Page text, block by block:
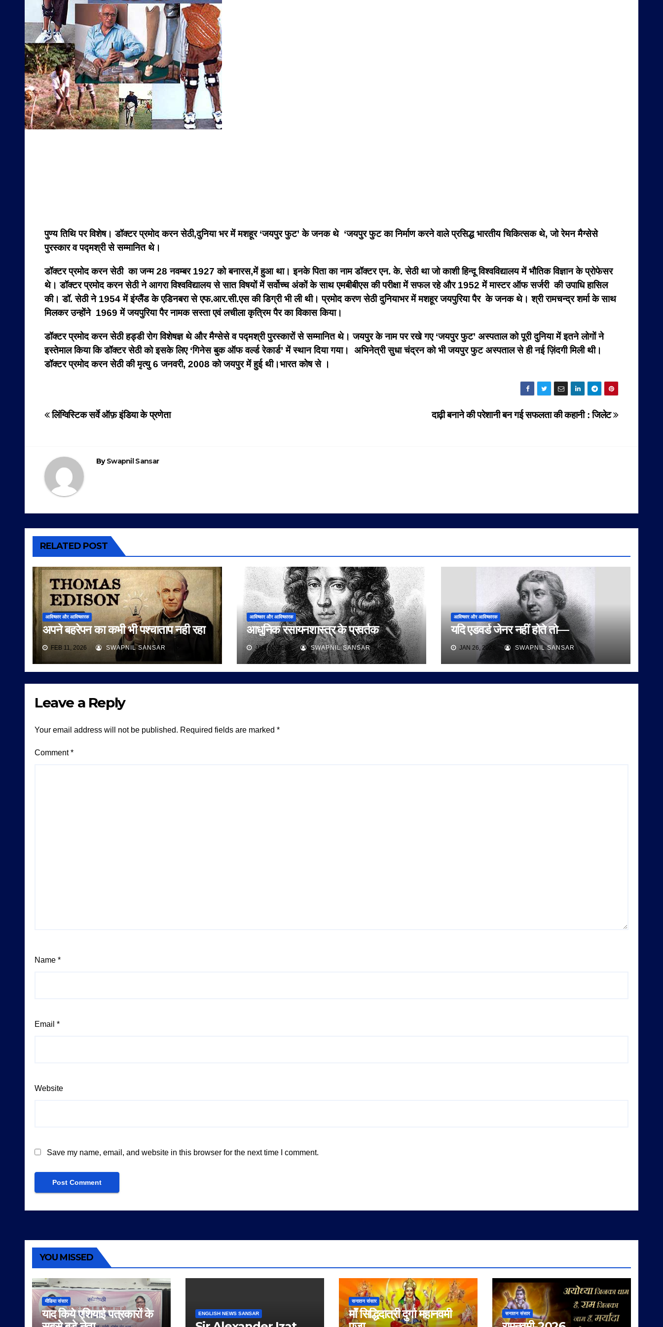
पुण्य तिथि पर विशेष। डॉक्टर प्रमोद करन सेठी,दुनिया भर में मशहूर ‘जयपुर फुट’ के जनक थे ‘जयपुर फुट का निर्माण करने वाले प्रसिद्ध भारतीय चिकित्सक थे, जो रेमन मैग्सेसे
पुरस्कार व पद्मश्री से सम्मानित थे।
डॉक्टर प्रमोद करन सेठी का जन्म 28 नवम्बर 1927 को बनारस,में हुआ था। इनके पिता का नाम डॉक्टर एन. के. सेठी था जो काशी हिन्दू विश्वविद्यालय में भौतिक विज्ञान के प्रोफेसर
थे। डॉक्टर प्रमोद करन सेठी ने आगरा विश्वविद्यालय से सात विषयों में सर्वोच्च अंकों के साथ एमबीबीएस की परीक्षा में सफल रहे और 1952 में मास्टर ऑफ सर्जरी की उपाधि हासिल
की। डॉ. सेठी ने 1954 में इंग्लैंड के एडिनबरा से एफ.आर.सी.एस की डिग्री भी ली थी। प्रमोद करण सेठी दुनियाभर में मशहूर जयपुरिया पैर के जनक थे। श्री रामचन्द्र शर्मा के साथ
मिलकर उन्होंने 1969 में जयपुरिया पैर नामक सस्ता एवं लचीला कृत्रिम पैर का विकास किया।
डॉक्टर प्रमोद करन सेठी हड्डी रोग विशेषज्ञ थे और मैग्सेसे व पद्मश्री पुरस्कारों से सम्मानित थे। जयपुर के नाम पर रखे गए ‘जयपुर फुट’ अस्पताल को पूरी दुनिया में इतने लोगों ने
इस्तेमाल किया कि डॉक्टर सेठी को इसके लिए ‘गिनेस बुक ऑफ वर्ल्ड रेकार्ड’ में स्थान दिया गया। अभिनेत्री सुधा चंद्रन को भी जयपुर फुट अस्पताल से ही नई ज़िंदगी मिली थी।
डॉक्टर प्रमोद करन सेठीकी मृत्यु 6 जनवरी, 2008 को जयपुर में हुई थी।भारत कोष से ।
Post
दाढ़ी बनाने की परेशानी बन गई सफलता की कहानी : जिलेट
लिंग्विस्टिक सर्वे ऑफ़ इंडिया के प्रणेता
BySwapnil Sansar
RELATED POST
आविष्कार और आविष्कारक
अपने बहरेपन का कभी भी पश्चाताप नही रहा
FEB 11, 2026 SWAPNIL SANSAR
आविष्कार और आविष्कारक
आधुनिक रसायनशास्त्र के प्रवर्तक
JAN 26, 2026 SWAPNIL SANSAR
आविष्कार और आविष्कारक
यदि एडवर्ड जेनर नहीं होते तो—
JAN 26, 2026 SWAPNIL SANSAR
Leave a Reply
Your email address will not be published. Required fields are marked *
Comment*
Name *
Email *
Website
Save my name, email, and website in this browser for the next time I comment.
YOU MISSED
मीडिया संसार
याद किये एशियाई पत्रकारों के
ENGLISH NEWS SANSAR
सनातन संसार
माँ सिद्धिदात्री दुर्गा महानवमी
सनातन संसार